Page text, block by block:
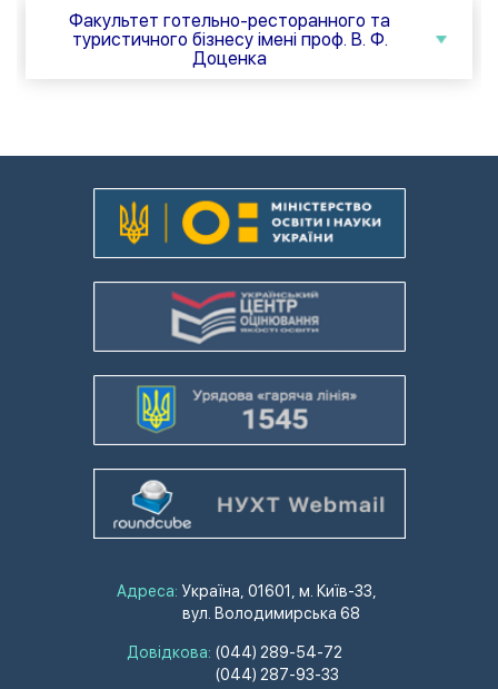
Факультет готельно-ресторанного та
туристичного бiзнесу iменi проф. В. Ф.
Доценка
Адреса: Україна, 01601, м. Київ-33,
вул. Володимирська 68
Довідкова: (044) 289-54-72
(044) 287-93-33